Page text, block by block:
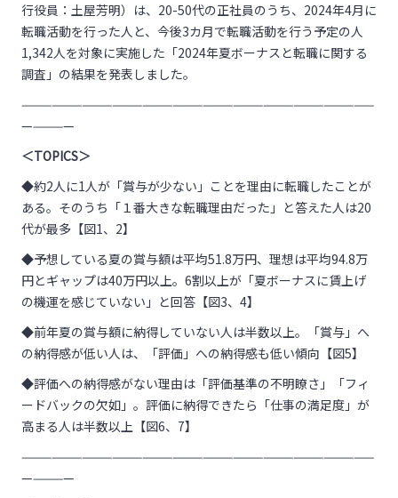
行役員：土屋芳明）は、20-50代の正社員のうち、2024年4月に
転職活動を行った人と、今後3カ月で転職活動を行う予定の人
1,342人を対象に実施した「2024年夏ボーナスと転職に関する
調査」の結果を発表しました。
———————————————————————————————————
—————
＜TOPICS＞
◆約2人に1人が「賞与が少ない」ことを理由に転職したことが
ある。そのうち「１番大きな転職理由だった」と答えた人は20
代が最多【図1、2】
◆予想している夏の賞与額は平均51.8万円、理想は平均94.8万
円とギャップは40万円以上。6割以上が「夏ボーナスに賃上げ
の機運を感じていない」と回答【図3、4】
◆前年夏の賞与額に納得していない人は半数以上。「賞与」へ
の納得感が低い人は、「評価」への納得感も低い傾向【図5】
◆評価への納得感がない理由は「評価基準の不明瞭さ」「フィ
ードバックの欠如」。評価に納得できたら「仕事の満足度」が
高まる人は半数以上【図6、7】
———————————————————————————————————
—————